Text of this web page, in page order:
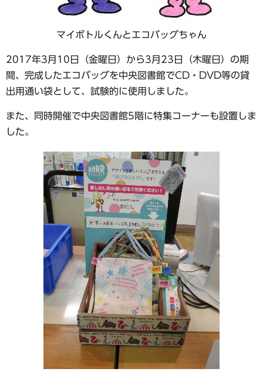
マイボトルくんとエコバッグちゃん
2017年3月10日（金曜日）から3月23日（木曜日）の期
間、完成したエコバッグを中央図書館でCD・DVD等の貸
出用通い袋として、試験的に使用しました。
また、同時開催で中央図書館5階に特集コーナーも設置しま
した。